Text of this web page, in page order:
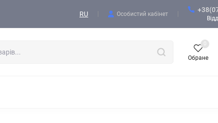
RU Особистий кабінет
Обране
0